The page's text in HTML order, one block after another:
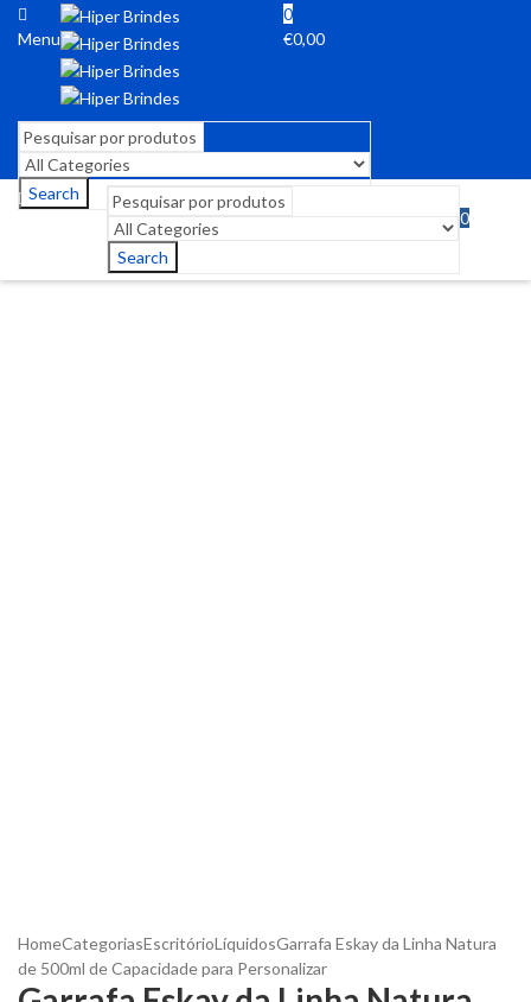
Menu
0
€0,00
Search
Search
0
HomeCategoriasEscritórioLíquidosGarrafa Eskay da Linha Natura
de 500ml de Capacidade para Personalizar